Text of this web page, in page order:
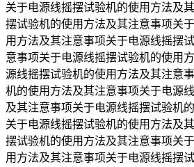
关于电源线摇摆试验机的使用方法及
摆试验机的使用方法及其注意事项关
用方法及其注意事项关于电源线摇摆
意事项关于电源线摇摆试验机的使用
源线摇摆试验机的使用方法及其注意
机的使用方法及其注意事项关于电源
及其注意事项关于电源线摇摆试验机
关于电源线摇摆试验机的使用方法及
摆试验机的使用方法及其注意事项关
用方法及其注意事项关于电源线摇摆